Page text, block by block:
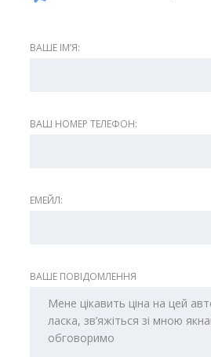
ВАШЕ ІМʼЯ:
ВАШ НОМЕР ТЕЛЕФОН:
ЕМЕЙЛ:
ВАШЕ ПОВІДОМЛЕННЯ